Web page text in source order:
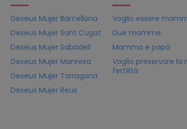
Dexeus Mujer Barcellona
Dexeus Mujer Sant Cugat
Dexeus Mujer Sabadell
Dexeus Mujer Manresa
Dexeus Mujer Tarragona
Dexeus Mujer Reus
Voglio essere
Due mamme
Mamma e papà
Voglio preservare la
fertilità